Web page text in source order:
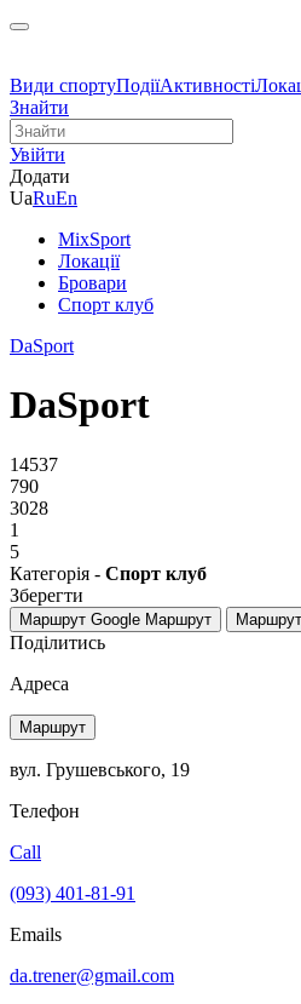
Види спортуПодіїАктивності
Знайти
Увійти
Додати
UaRuEn
MixSport
Локації
Бровари
Спорт клуб
DаSport
DаSport
14537
790
3028
1
5
Категорія - Спорт клуб
Зберегти
Маршрут Google Маршрут Маршрут
Поділитись
Адреса
Маршрут
вул. Грушевського, 19
Телефон
Call
(093) 401-81-91
Emails
da.trener@gmail.com